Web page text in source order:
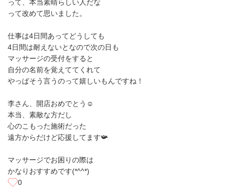
って、本当素晴らしい人だな
って改めて思いました。
仕事は4日間あってどうしても
4日間は耐えないとなので次の日も
マッサージの受付をすると
自分の名前を覚えててくれて
やっぱそう言うのって嬉しいもんですね！
李さん、開店おめでとう☺️
本当、素敵な方だし
心のこもった施術だった
遠方からだけど応援してます📯
マッサージでお困りの際は
かなりおすすめです(*^^*)
0